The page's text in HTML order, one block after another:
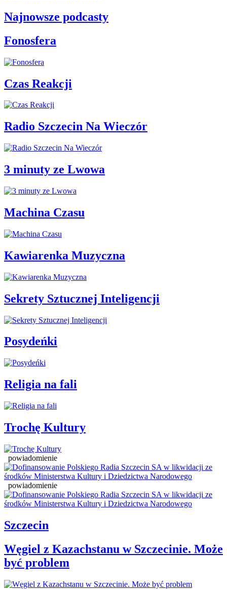
Najnowsze podcasty
Fonosfera
Czas Reakcji
Radio Szczecin Na Wieczór
3 minuty ze Lwowa
Machina Czasu
Kawiarenka Muzyczna
Sekrety Sztucznej Inteligencji
Posydeńki
Religia na fali
Trochę Kultury
powiadomienie
powiadomienie
Szczecin
Węgiel z Kazachstanu w Szczecinie. Może
być problem